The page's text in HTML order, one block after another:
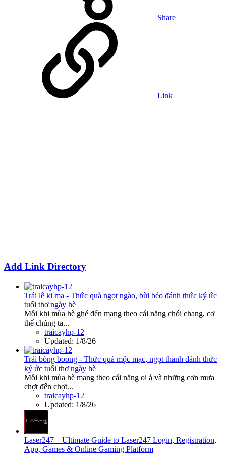
Share
Link
Add Link Directory
Trái lê ki ma - Thức quà ngọt ngào, bùi béo đánh thức ký ức
tuổi thơ ngày hè
Mỗi khi mùa hè ghé đến mang theo cái nắng chói chang, cơ
thể chúng ta...
traicayhp-12
Updated: 1/8/26
Trái bòng boong - Thức quà mộc mạc, ngọt thanh đánh thức
ký ức tuổi thơ ngày hè
Mỗi khi mùa hè mang theo cái nắng oi ả và những cơn mưa
chợt đến chợt...
traicayhp-12
Updated: 1/8/26
Laser247 – Ultimate Guide to Laser247 Login, Registration,
App, Games & Online Gaming Platform